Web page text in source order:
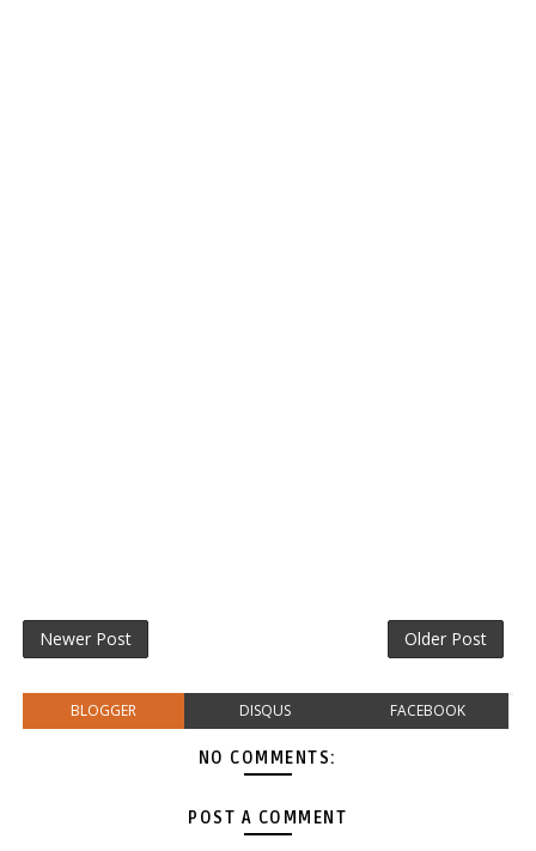
Newer Post Older Post
BLOGGER DISQUS FACEBOOK
NO COMMENTS:
POST A COMMENT